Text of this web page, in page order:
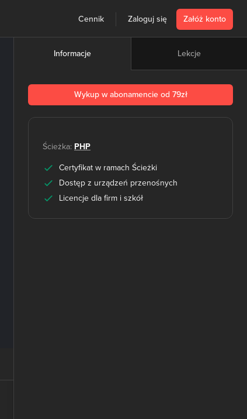
Cennik Zaloguj się Załóż konto
Informacje Lekcje
Wykup w abonamencie od 79zł
Ścieżka: PHP
Certyfikat w ramach Ścieżki
Dostęp z urządzeń przenośnych
Licencje dla firm i szkół